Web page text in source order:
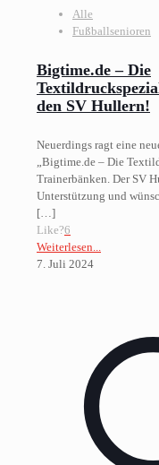
Alle
Fußballsenioren
Bigtime.de – Die
den SV Hullern!
Neuerdings ragt eine
„Bigtime.de – Die
Trainerbänken. Der SV
Unterstützung und
[…]
Like?6
Weiterlesen...
7. Juli 2024